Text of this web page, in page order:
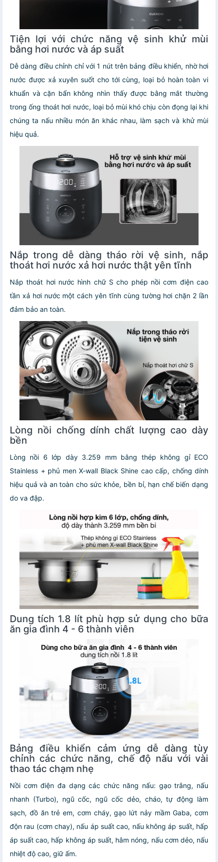
Tiện lợi với chức năng vệ sinh khử mùi
bằng hơi nước và áp suất
Dễ dàng điều chỉnh chỉ với 1 nút trên bảng điều khiển, nhờ hơi
nước được xả xuyên suốt cho tới cùng, loại bỏ hoàn toàn vi
khuẩn và cặn bẩn không nhìn thấy được bằng mắt thường
trong ống thoát hơi nước, loại bỏ mùi khó chịu còn đọng lại khi
chúng ta nấu nhiều món ăn khác nhau, làm sạch và khử mùi
hiệu quả.
Nắp trong dễ dàng tháo rời vệ sinh, nắp
thoát hơi nước xả hơi nước thật yên tĩnh
Nắp thoát hơi nước hình chữ S cho phép nồi cơm điện cao
tần xả hơi nước một cách yên tĩnh cùng tường hơi chặn 2 lần
đảm bảo an toàn.
Lòng nồi chống dính chất lượng cao dày
bền
Lòng nồi 6 lớp dày 3.259 mm bằng thép không gỉ ECO
Stainless + phủ men X-wall Black Shine cao cấp, chống dính
hiệu quả và an toàn cho sức khỏe, bền bỉ, hạn chế biến dạng
do va đập.
Dung tích 1.8 lít phù hợp sử dụng cho bữa
ăn gia đình 4 - 6 thành viên
Bảng điều khiển cảm ứng dễ dàng tùy
chỉnh các chức năng, chế độ nấu với vài
thao tác chạm nhẹ
Nồi cơm điện đa dạng các chức năng nấu: gạo trắng, nấu
nhanh (Turbo), ngũ cốc, ngũ cốc dẻo, cháo, tự động làm
sạch, đồ ăn trẻ em, cơm cháy, gạo lứt nảy mầm Gaba, cơm
độn rau (cơm chay), nấu áp suất cao, nấu không áp suất, hấp
áp suất cao, hấp không áp suất, hâm nóng, nấu cơm dẻo, nấu
nhiệt độ cao, giữ ấm.